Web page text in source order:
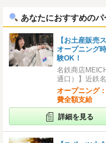
あなたにおすすめのパ
【お土産販売
オープニング
験OK！
名鉄商店
通口）】近鉄
オープニング
費全額支給
詳細を見る